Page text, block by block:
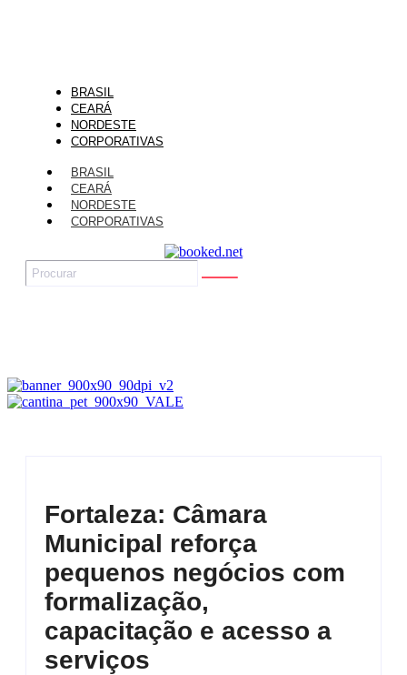
BRASIL
CEARÁ
NORDESTE
CORPORATIVAS
BRASIL
CEARÁ
NORDESTE
CORPORATIVAS
Fortaleza: Câmara
Municipal reforça
pequenos negócios com
formalização,
capacitação e acesso a
serviços